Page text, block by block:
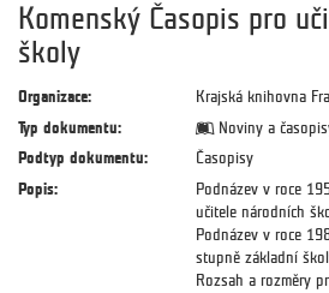
Komenský Časopis pro
školy
Organizace:
Krajská knihovna
Typ dokumentu:
Noviny a
Podtyp dokumentu:
Časopisy
Popis:
Podnázev v roce
učitele národních
Podnázev v roce
stupně základní
Rozsah a rozměry